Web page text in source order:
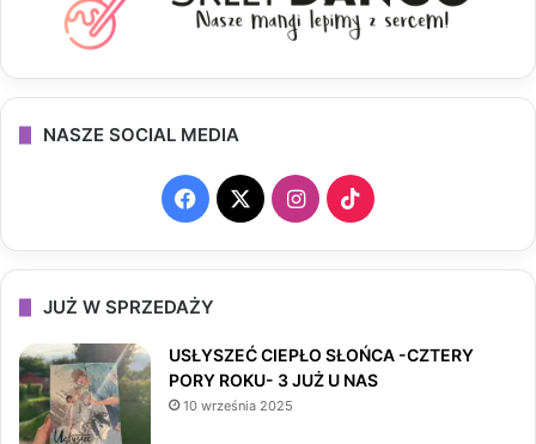
NASZE SOCIAL MEDIA
F
a
c
e
b
X
I
n
a
T
i
T
o
JUŻ W SPRZEDAŻY
USŁYSZEĆ CIEPŁO SŁOŃCA -CZTERY
PORY ROKU- 3 JUŻ U NAS
10 września 2025